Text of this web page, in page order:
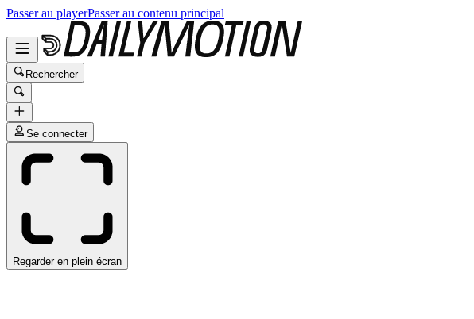
Passer au playerPasser au contenu principal
Rechercher
Se connecter
Regarder en plein écran